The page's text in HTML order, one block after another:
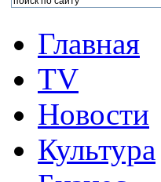
Главная
TV
Новости
Культура